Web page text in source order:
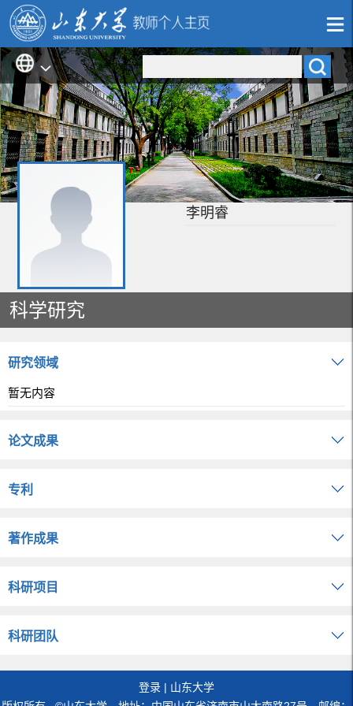
李明睿
科学研究
研究领域
暂无内容
论文成果
专利
著作成果
科研项目
科研团队
登录 | 山东大学